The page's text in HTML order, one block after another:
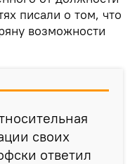
писали о том, что
возможности
своих
ответил